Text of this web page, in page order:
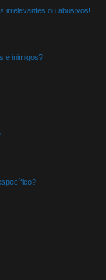
irrelevantes ou abusivos!
e inimigos?